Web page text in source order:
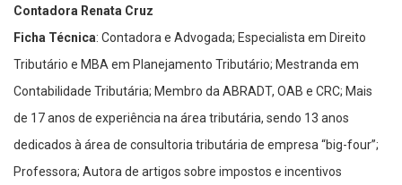
Contadora Renata Cruz
Ficha Técnica: Contadora e Advogada; Especialista em Direito
Tributário e MBA em Planejamento Tributário; Mestranda em
Contabilidade Tributária; Membro da ABRADT, OAB e CRC; Mais
de 17 anos de experiência na área tributária, sendo 13 anos
dedicados à área de consultoria tributária de empresa “big-four”;
Professora; Autora de artigos sobre impostos e incentivos